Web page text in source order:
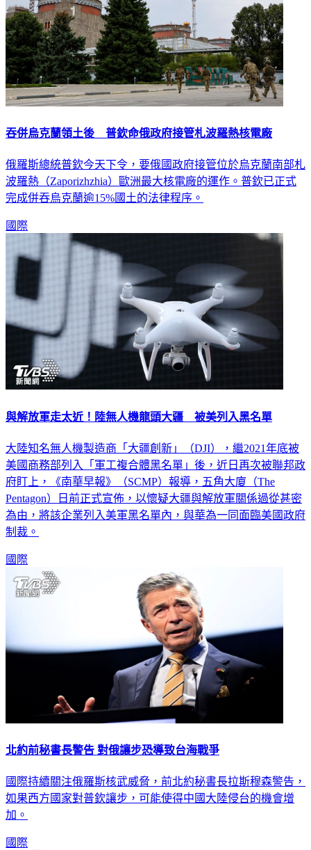
吞併烏克蘭領土後 普欽命俄政府接管札波羅熱核電廠
俄羅斯總統普欽今天下令，要俄國政府接管位於烏克蘭南部札
波羅熱（Zaporizhzhia）歐洲最大核電廠的運作。普欽已正式
完成併吞烏克蘭逾15%國土的法律程序。
國際
與解放軍走太近！陸無人機龍頭大疆 被美列入黑名單
大陸知名無人機製造商「大疆創新」（DJI），繼2021年底被
美國商務部列入「軍工複合體黑名單」後，近日再次被聯邦政
府盯上，《南華早報》（SCMP）報導，五角大廈（The
Pentagon）日前正式宣佈，以懷疑大疆與解放軍關係過從甚密
為由，將該企業列入美軍黑名單內，與華為一同面臨美國政府
制裁。
國際
北約前秘書長警告 對俄讓步恐導致台海戰爭
國際持續關注俄羅斯核武威脅，前北約秘書長拉斯穆森警告，
如果西方國家對普欽讓步，可能使得中國大陸侵台的機會增
加。
國際